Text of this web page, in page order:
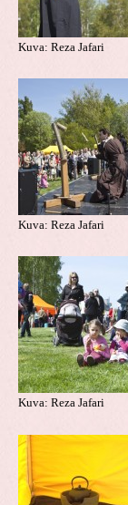
Kuva: Reza Jafari
Kuva: Reza Jafari
Kuva: Reza Jafari